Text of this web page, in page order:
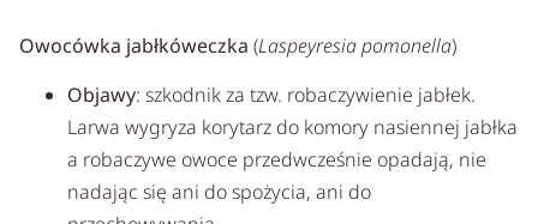
Owocówka jabłkóweczka (Laspeyresia pomonella)
Objawy: szkodnik za tzw. robaczywienie jabłek.
Larwa wygryza korytarz do komory nasiennej jabłka
a robaczywe owoce przedwcześnie opadają, nie
nadając się ani do spożycia, ani do